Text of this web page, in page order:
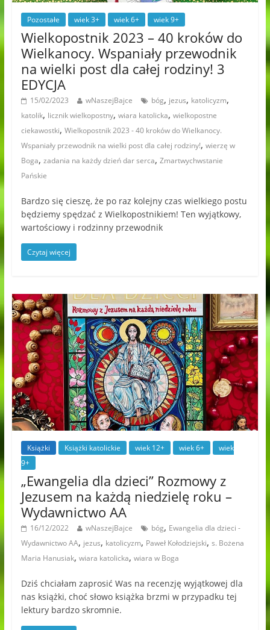
Pozostałe wiek 3+ wiek 6+ wiek 9+
Wielkopostnik 2023 – 40 kroków do
Wielkanocy. Wspaniały przewodnik
na wielki post dla całej rodziny! 3
EDYCJA
15/02/2023 wNaszejBajce bóg, jezus, katolicyzm,
katolik, licznik wielkopostny, wiara katolicka, wielkopostne
ciekawostki, Wielkopostnik 2023 - 40 kroków do Wielkanocy.
Wspaniały przewodnik na wielki post dla całej rodziny!, wierzę w
Boga, zadania na każdy dzień dar serca, Zmartwychwstanie
Pańskie
Bardzo się cieszę, że po raz kolejny czas wielkiego postu
będziemy spędzać z Wielkopostnikiem! Ten wyjątkowy,
wartościowy i rodzinny przewodnik
Czytaj więcej
Książki Książki katolickie wiek 12+ wiek 6+
wiek
9+
„Ewangelia dla dzieci” Rozmowy z
Jezusem na każdą niedzielę roku –
Wydawnictwo AA
16/12/2022 wNaszejBajce bóg, Ewangelia dla dzieci -
Wydawnictwo AA, jezus, katolicyzm, Paweł Kołodziejski, s. Bożena
Maria Hanusiak, wiara katolicka, wiara w Boga
Dziś chciałam zaprosić Was na recenzję wyjątkowej dla
nas książki, choć słowo książka brzmi w przypadku tej
lektury bardzo skromnie.